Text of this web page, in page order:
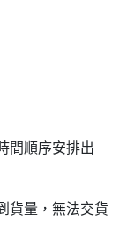
間順序安排出
貨量，無法交貨